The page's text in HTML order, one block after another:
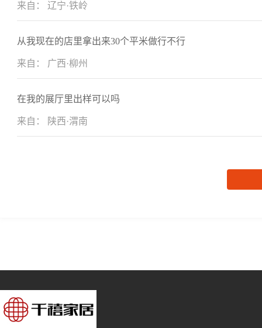
来自： 辽宁·铁岭
从我现在的店里拿出来30个平米做行不行
来自： 广西·柳州
在我的展厅里出样可以吗
来自： 陕西·渭南